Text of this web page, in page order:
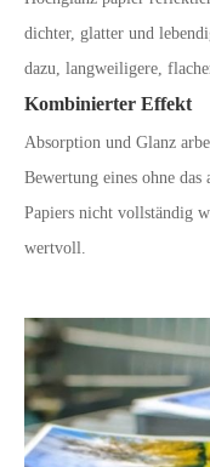
dichter, glatter und
dazu, langweiligere,
Kombinierter Effekt
Absorption und Glanz
Bewertung eines ohne
Papiers nicht vollständig
wertvoll.